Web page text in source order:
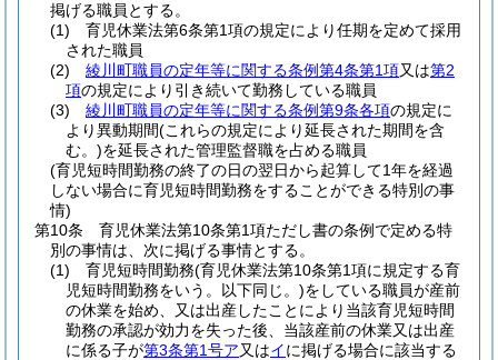
掲げる職員とする。
(1)
育児休業法第6条第1項の規定により任期を定めて採用
された職員
(2)
綾川町職員の定年等に関する条例第4条第1項又は第2
項の規定により引き続いて勤務している職員
(3)
綾川町職員の定年等に関する条例第9条各項の規定に
より異動期間(これらの規定により延長された期間を含
む。)を延長された管理監督職を占める職員
(育児短時間勤務の終了の日の翌日から起算して1年を経過
しない場合に育児短時間勤務をすることができる特別の事
情)
第10条
育児休業法第10条第1項ただし書の条例で定める特
別の事情は、次に掲げる事情とする。
(1)
育児短時間勤務(育児休業法第10条第1項に規定する育
児短時間勤務をいう。以下同じ。)をしている職員が産前
の休業を始め、又は出産したことにより当該育児短時間
勤務の承認が効力を失った後、当該産前の休業又は出産
に係る子が第3条第1号ア又はイに掲げる場合に該当する